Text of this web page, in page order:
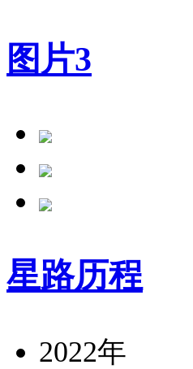
图片3
星路历程
2022年